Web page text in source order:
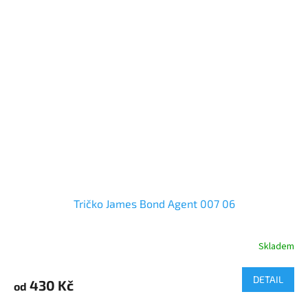
Tričko James Bond Agent 007 06
Skladem
od 430 Kč DETAIL